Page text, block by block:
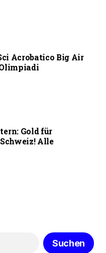
Acrobatico Big Air
Gold für
Alle
Suchen